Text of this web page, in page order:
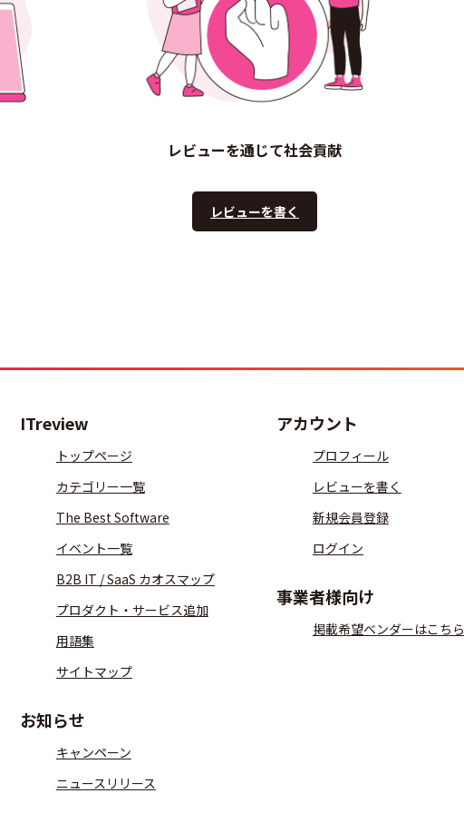
レビューを通じて社会貢献
レビューを書く
ITreview
トップページ
カテゴリー一覧
The Best Software
イベント一覧
B2B IT / SaaS カオスマップ
プロダクト・サービス追加
用語集
サイトマップ
お知らせ
キャンペーン
ニュースリリース
アカウント
プロフィール
レビューを書く
新規会員登録
ログイン
事業者様向け
掲載希望ベンダーはこちら